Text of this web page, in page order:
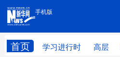
手机版
首页 学习进行时 高层
手机版
网站地